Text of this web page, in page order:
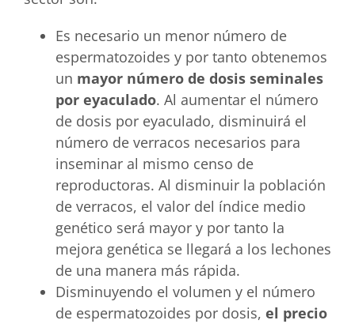
Es necesario un menor número de
espermatozoides y por tanto obtenemos
un mayor número de dosis seminales
por eyaculado. Al aumentar el número
de dosis por eyaculado, disminuirá el
número de verracos necesarios para
inseminar al mismo censo de
reproductoras. Al disminuir la población
de verracos, el valor del índice medio
genético será mayor y por tanto la
mejora genética se llegará a los lechones
de una manera más rápida.
Disminuyendo el volumen y el número
de espermatozoides por dosis, el precio